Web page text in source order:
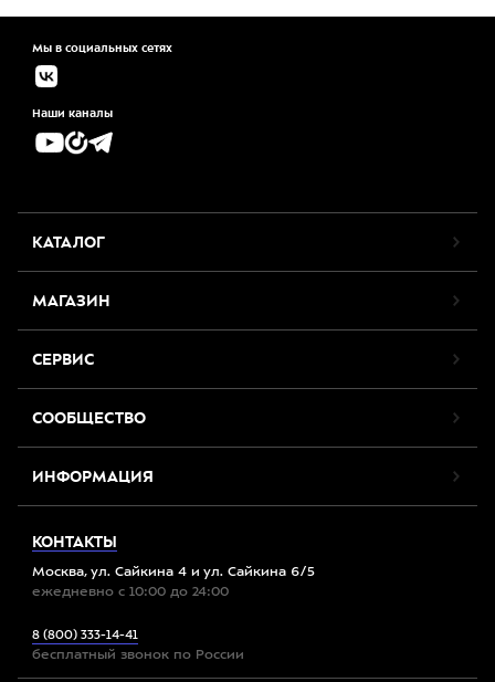
Мы в социальных сетях
Наши каналы
КАТАЛОГ
МАГАЗИН
СЕРВИС
СООБЩЕСТВО
ИНФОРМАЦИЯ
КОНТАКТЫ
Москва, ул. Сайкина 4 и ул. Сайкина 6/5
ежедневно с 10:00 до 24:00
8 (800) 333-14-41
бесплатный звонок по России